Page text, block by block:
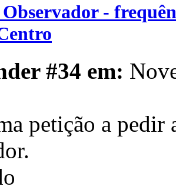
-
#34 em:
petição a pedir